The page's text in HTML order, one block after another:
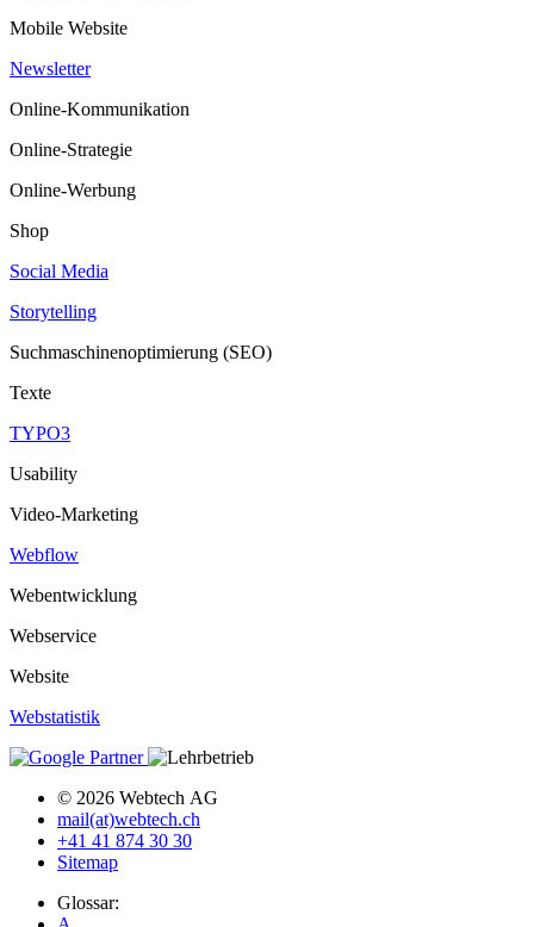
Mobile Website
Newsletter
Online-Kommunikation
Online-Strategie
Online-Werbung
Shop
Social Media
Storytelling
Suchmaschinenoptimierung (SEO)
Texte
TYPO3
Usability
Video-Marketing
Webflow
Webentwicklung
Webservice
Website
Webstatistik
© 2026 Webtech AG
mail(at)webtech.ch
+41 41 874 30 30
Sitemap
Glossar: